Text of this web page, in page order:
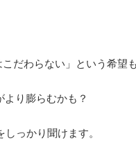
だわらない」という希望も
り膨らむかも？
っかり聞けます。